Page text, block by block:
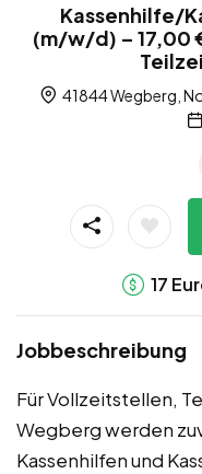
Kassenhilfe/
(m/w/d) – 17,00
41844 Wegberg,
17
Jobbeschreibung
Für Vollzeitstellen,
Wegberg werden
Kassenhilfen und